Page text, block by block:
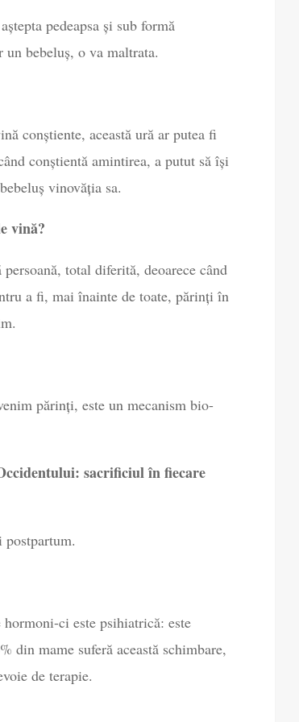
pedeapsa și sub formă
bebeluș, o va maltrata.
conștiente, această ură ar putea fi
conștientă amintirea, a putut să își
vinovăția sa.
vină?
total diferită, deoarece când
a fi, mai înainte de toate, părinți în
părinți, este un mecanism bio-
sacrificiul în fiecare
postpartum.
ci este psihiatrică: este
din mame suferă această schimbare,
de terapie.